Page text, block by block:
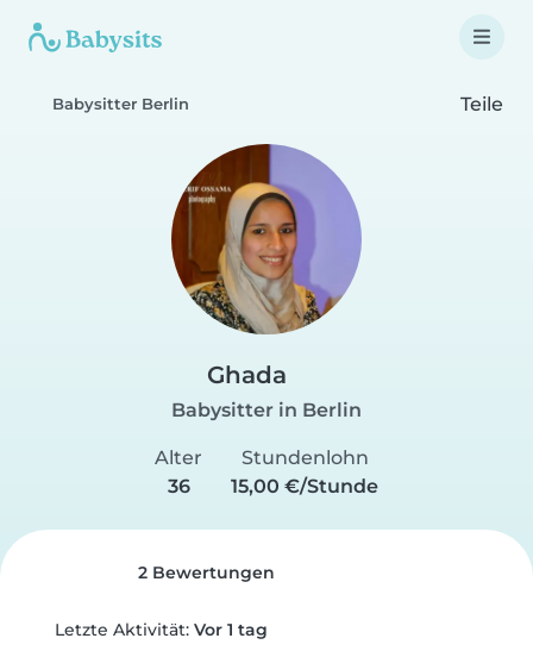
Babysitter Berlin Teile
Ghada
Babysitter in Berlin
Alter
36
Stundenlohn
15,00 €/Stunde
2 Bewertungen
Letzte Aktivität: Vor 1 tag